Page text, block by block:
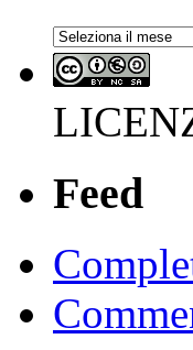
Archivi
Feed